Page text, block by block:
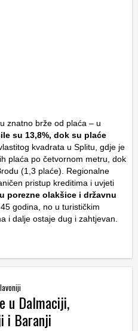
znatno brže od plaća – u
su 13,8%, dok su plaće
kvadrata u Splitu, gdje je
plaća po četvornom metru, dok
(1,3 plaće). Regionalne
pristup kreditima i uvjeti
porezne olakšice i državnu
godina, no u turističkim
i dalje ostaje dug i zahtjevan.
u Dalmaciji,
i Baranji